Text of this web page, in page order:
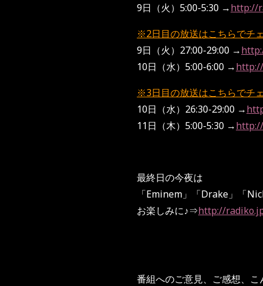
9日（火）5:00-5:30 →http://
※2日目の放送はこちらでチ
9日（火）27:00-29:00 →
10日（水）5:00-6:00 →
※3日目の放送はこちらでチ
10日（水）26:30-29:00 →
11日（木）5:00-5:30 →
最終日の今夜は
「Eminem」「Drake」「
お楽しみに♪⇒http://
番組へのご意見、ご感想、